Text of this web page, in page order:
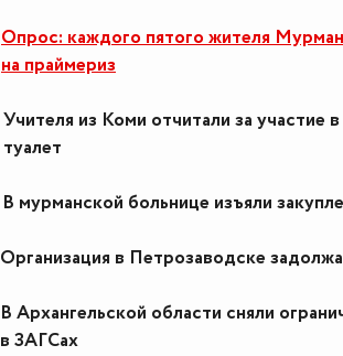
Опрос: каждого пятого жителя
на праймериз
Учителя из Коми отчитали за участие
туалет
В мурманской больнице изъяли
Организация в Петрозаводске
В Архангельской области сняли
в ЗАГСах